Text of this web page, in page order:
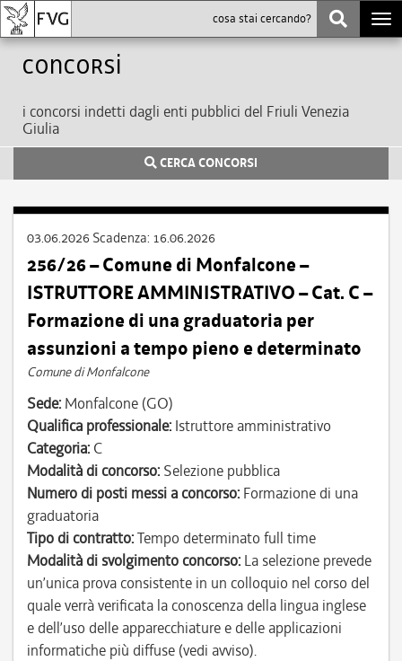
Concorsi
i concorsi indetti dagli enti pubblici del Friuli Venezia
Giulia
CERCA CONCORSI
03.06.2026 Scadenza: 16.06.2026
256/26 – Comune di Monfalcone –
ISTRUTTORE AMMINISTRATIVO – Cat. C –
Formazione di una graduatoria per
assunzioni a tempo pieno e determinato
Comune di Monfalcone
Sede: Monfalcone (GO)
Qualifica professionale: Istruttore amministrativo
Categoria: C
Modalità di concorso: Selezione pubblica
Numero di posti messi a concorso: Formazione di una
graduatoria
Tipo di contratto:Tempo determinato full time
Modalità di svolgimento concorso: La selezione prevede
un’unica prova consistente in un colloquio nel corso del
quale verrà verificata la conoscenza della lingua inglese
e dell’uso delle apparecchiature e delle applicazioni
informatiche più diffuse (vedi avviso).